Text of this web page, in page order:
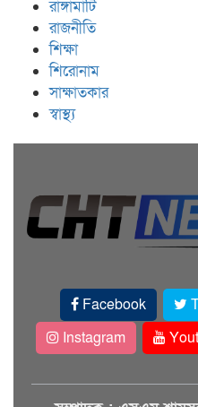
রাঙ্গামাটি
রাজনীতি
শিক্ষা
শিরোনাম
সাক্ষাতকার
স্বাস্থ্য
Facebook
Instagram